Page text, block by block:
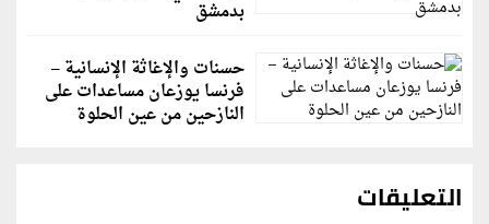
بدمشق
حسنات والإغاثة الإنسانية –
فرنسا يوزعان مساعدات على
النازحين من عين الحلوة
التعليقات